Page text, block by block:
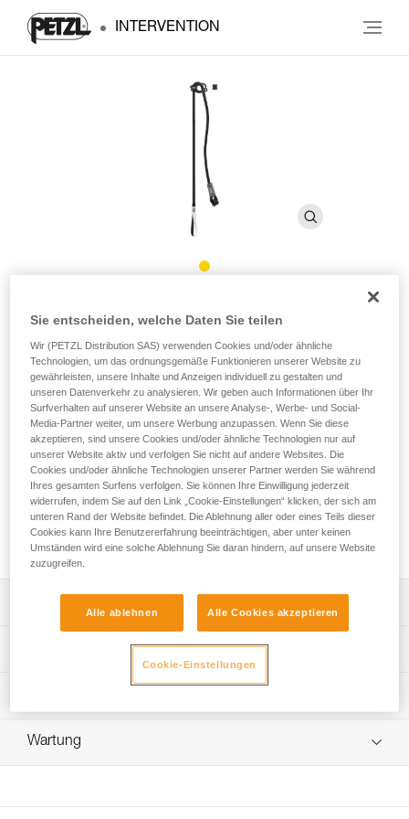
INTERVENTION
CONNECT ADJUST
Längenverstellbares einfaches Verbindungsmittel
Das für Gebirgstruppen bestimmte CONNECT ADJUST ist
ein einfaches Verbindungsmittel mit einstellbarem Strang: Es
ist zur Selbstsicherung am Standplatz konzipiert. Sein
einstellbarer Strang ermöglicht eine optimale Anpassung der
Länge für die Vorgänge am Stand. Die Schlaufe zur
Befestigung am Gurt ist dünn und lässt Platz am
Sicherungsring frei. Dank der ergonomischen Form der
ADJUST-Einstellvorrichtung lässt sich das Verbindungsmittel
schnell und einfach mit einer Hand einstellen.
Kompaktes einfaches Verbindungsmittel mit einstellbarem
Strang zur Selbstsicherung am Standplatz beim Klettern
- Das Verbindungsmittel aus 9,0-mm-Dynamikseil reduziert
bei einem Sturz aus geringer Höhe den auf die
anwendende Person ausgeübten Fangstoß (1).
- Die angenähte Gurtbandverbindungsschlaufe (Petzl-
die Verbindung mit dem Gurt über einen kompakten
Technische Spezifikationen
Länge: 15 - 95 cm
Gewicht: 120 g
Zertifizierung(en): CE EN 17520
Material: Polyamid, Aluminium, thermoplastisches
Das PDF herunterladen technical-notice-CONNECT-
ADJUST-2
Das PDF herunterladen
Wartung
Sie entscheiden, welche Daten Sie teilen
Wir (PETZL Distribution SAS) verwenden Cookies und/oder ähnliche
Technologien, um das ordnungsgemäße Funktionieren unserer Website zu
gewährleisten, unsere Inhalte und Anzeigen individuell zu gestalten und
unseren Datenverkehr zu analysieren. Wir geben auch Informationen über Ihr
Surfverhalten auf unserer Website an unsere Analyse-, Werbe- und Social-
Media-Partner weiter, um unsere Werbung anzupassen. Wenn Sie diese
akzeptieren, sind unsere Cookies und/oder ähnliche Technologien nur auf
unserer Website aktiv und verfolgen Sie nicht auf andere Websites. Die
Cookies und/oder ähnliche Technologien unserer Partner werden Sie während
Ihres gesamten Surfens verfolgen. Sie können Ihre Einwilligung jederzeit
widerrufen, indem Sie auf den Link „Cookie-Einstellungen“ klicken, der sich am
unteren Rand der Website befindet. Die Ablehnung aller oder eines Teils dieser
Cookies kann Ihre Benutzererfahrung beeinträchtigen, aber unter keinen
Umständen wird eine solche Ablehnung Sie daran hindern, auf unsere Website
zuzugreifen.
Alle ablehnen Alle Cookies akzeptieren
Cookie-Einstellungen